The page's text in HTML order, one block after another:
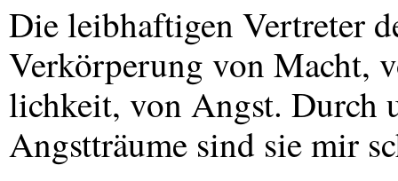
Die leibhaftigen Vertreter
Verkörperung von Macht,
lichkeit, von Angst. Durch
Angstträume sind sie mir